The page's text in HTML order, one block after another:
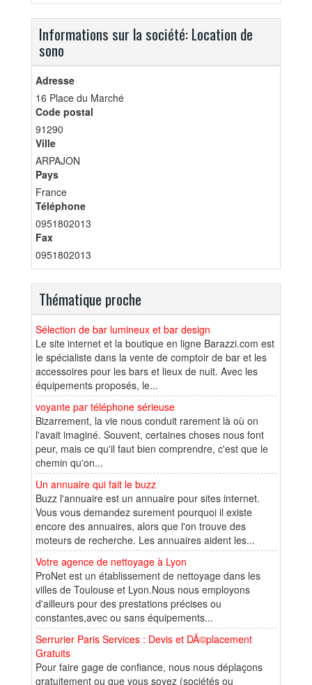
Informations sur la société: Location de
sono
Adresse
16 Place du Marché
Code postal
91290
Ville
ARPAJON
Pays
France
Téléphone
0951802013
Fax
0951802013
Thématique proche
Sélection de bar lumineux et bar design
Le site internet et la boutique en ligne Barazzi.com est
le spécialiste dans la vente de comptoir de bar et les
accessoires pour les bars et lieux de nuit. Avec les
équipements proposés, le...
voyante par téléphone sérieuse
Bizarrement, la vie nous conduit rarement là où on
l'avait imaginé. Souvent, certaines choses nous font
peur, mais ce qu'il faut bien comprendre, c'est que le
chemin qu'on...
Un annuaire qui fait le buzz
Buzz l'annuaire est un annuaire pour sites internet.
Vous vous demandez surement pourquoi il existe
encore des annuaires, alors que l'on trouve des
moteurs de recherche. Les annuaires aident les...
Votre agence de nettoyage à Lyon
ProNet est un établissement de nettoyage dans les
villes de Toulouse et Lyon.Nous nous employons
d'ailleurs pour des prestations précises ou
constantes,avec ou sans équipements...
Serrurier Paris Services : Devis et DÃ©placement
Gratuits
Pour faire gage de confiance, nous nous déplaçons
gratuitement ou que vous soyez (sociétés ou